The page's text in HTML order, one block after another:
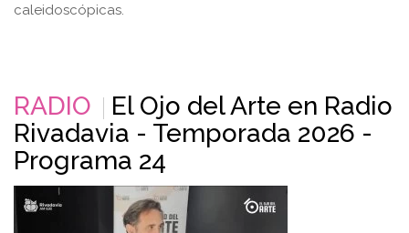
caleidoscópicas.
RADIO
El Ojo del Arte en Radio
Rivadavia - Temporada 2026 -
Programa 24